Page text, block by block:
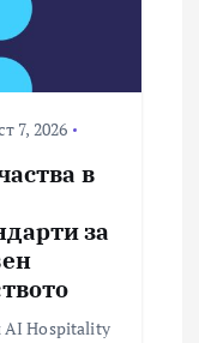
7, 2026
в
за
AI Hospitality